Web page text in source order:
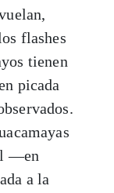
flashes
tienen
picada
—en
a la